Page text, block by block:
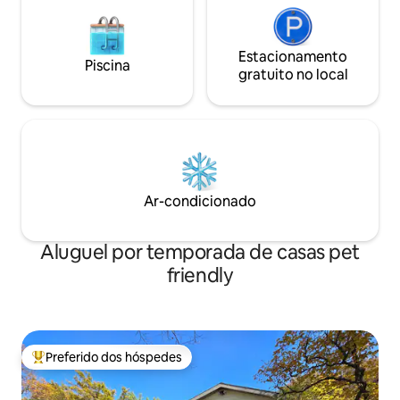
Piscina
Estacionamento
gratuito no local
Ar-condicionado
Aluguel por temporada de casas pet
friendly
Entre os melhores preferidos dos hóspedes
Preferido dos hóspedes